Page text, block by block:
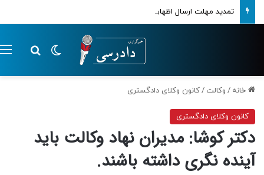
تمدید مهلت ارسال اظهارنامه‌های مالیاتی تا پایان تابستان 1405
تغییر پوسته
خانه / وکالت /کانون وکلای دادگستری
کانون وکلای دادگستری
دکتر کوشا: مدیران نهاد وکالت باید
آینده نگری داشته باشند.